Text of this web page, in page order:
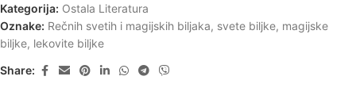
Kategorija: Ostala Literatura
Oznake: Rečnih svetih i magijskih biljaka, svete biljke, magijske
biljke, lekovite biljke
Share: